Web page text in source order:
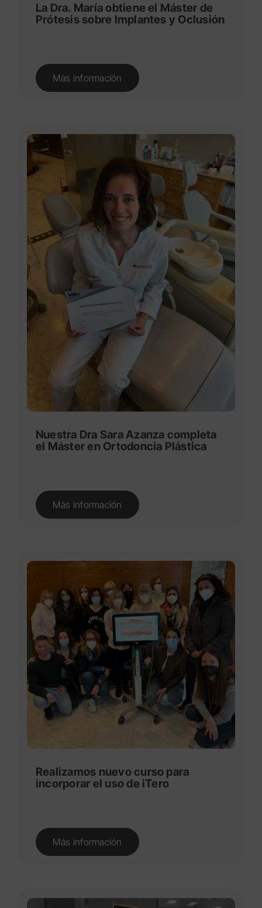
La Dra. María obtiene el Máster de
Prótesis sobre Implantes y Oclusión
Más información
Nuestra Dra Sara Azanza completa
el Máster en Ortodoncia Plástica
Más información
Realizamos nuevo curso para
incorporar el uso de iTero
Más información